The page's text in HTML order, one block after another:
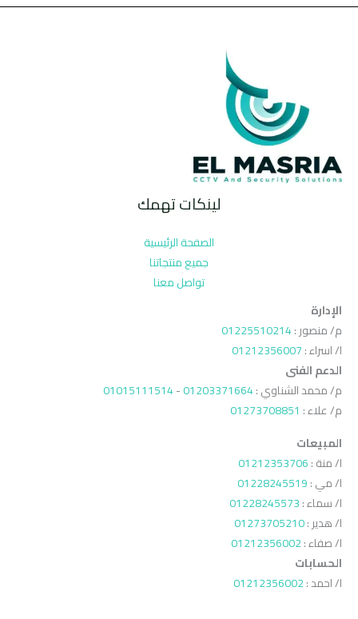
لينكات تهمك
الصفحة الرئيسية
جميع منتجاتنا
تواصل معنا
الإدارة
م/ منصور :01225510214
ا/ اسراء :01212356007
الدعم الفنى
م/ محمد الشناوي :01203371664
-
01015111514
م/ علاء : 01273708851
المبيعات
ا/ منة :01212353706
ا/ مي :01228245519
ا/ سماء :01228245573
ا/ هدير :01273705210
ا/ صفاء :01212356002
الحسابات
ا/ احمد :01212356002